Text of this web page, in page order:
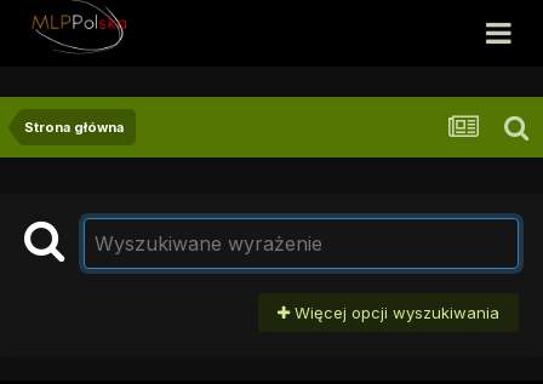
Strona główna
Więcej opcji wyszukiwania